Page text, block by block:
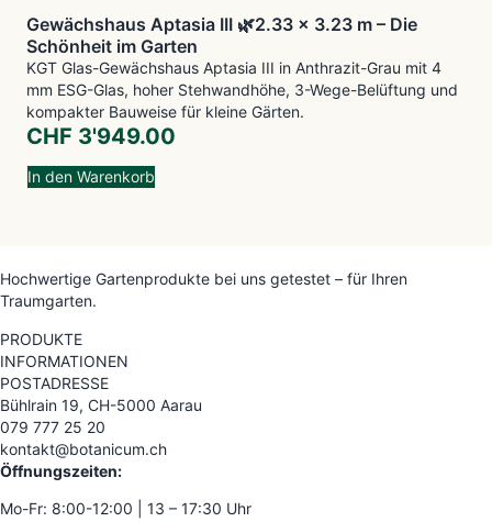
Gewächshaus Aptasia III 🌿2.33 x 3.23 m – Die
Schönheit im Garten
KGT Glas-Gewächshaus Aptasia III in Anthrazit-Grau mit 4
mm ESG-Glas, hoher Stehwandhöhe, 3-Wege-Belüftung und
kompakter Bauweise für kleine Gärten.
CHF 3'949.00
In den Warenkorb
Hochwertige Gartenprodukte bei uns getestet – für Ihren
Traumgarten.
PRODUKTE
INFORMATIONEN
POSTADRESSE
Bühlrain 19, CH-5000 Aarau
079 777 25 20
kontakt@botanicum.ch
Öffnungszeiten:
Mo-Fr: 8:00-12:00 | 13 – 17:30 Uhr